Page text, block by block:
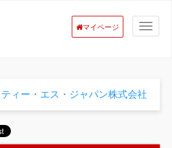
マイページ
ィー・エス・ジャパン株式会社